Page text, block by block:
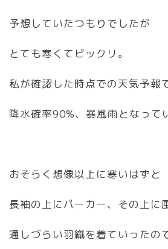
予想していたつもりでしたが
とても寒くてビックリ。
私が確認した時点での天気予報
降水確率90%、暴風雨となって
おそらく想像以上に寒いはずと
長袖の上にパーカー、その上に
通しづらい羽織を着ていったの